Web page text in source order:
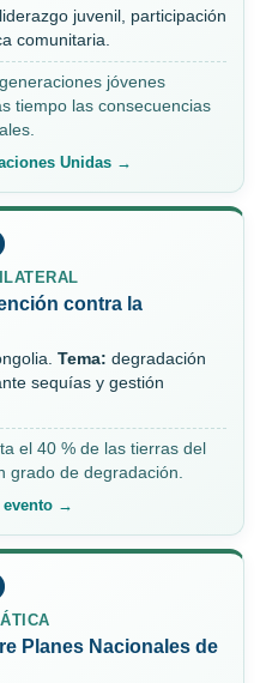
liderazgo juvenil, participación
comunitaria.
jóvenes
tiempo las consecuencias
Unidas →
contra la
Tema: degradación
sequías y gestión
el 40 % de las tierras del
grado de degradación.
evento →
Planes Nacionales de